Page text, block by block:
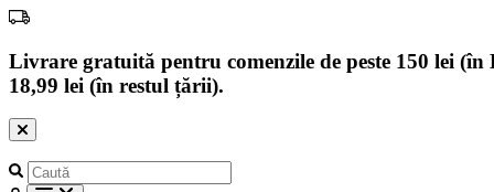
Livrare gratuită pentru comenzile de peste 150 lei
18,99 lei (în restul țării).